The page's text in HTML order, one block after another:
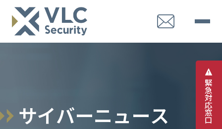
緊
急
対
応
窓
口
サイバーニュース